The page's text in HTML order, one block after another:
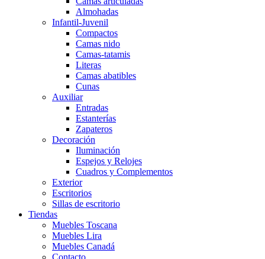
Almohadas
Infantil-Juvenil
Compactos
Camas nido
Camas-tatamis
Literas
Camas abatibles
Cunas
Auxiliar
Entradas
Estanterías
Zapateros
Decoración
Iluminación
Espejos y Relojes
Cuadros y Complementos
Exterior
Escritorios
Sillas de escritorio
Tiendas
Muebles Toscana
Muebles Lira
Muebles Canadá
Contacto